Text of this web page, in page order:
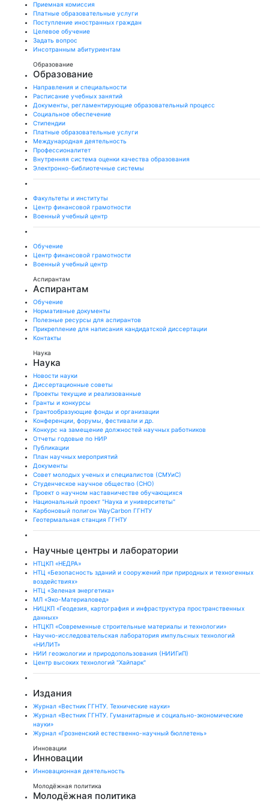
Приемная комиссия
Платные образовательные услуги
Поступление иностранных граждан
Целевое обучение
Задать вопрос
Инсотранным абитуриентам
Образование
Образование
Направления и специальности
Расписание учебных занятий
Документы, регламентирующие образовательный процесс
Социальное обеспечение
Стипендии
Платные образовательные услуги
Международная деятельность
Профессионалитет
Внутренняя система оценки качества образования
Электронно-библиотечные системы
Факультеты и институты
Центр финансовой грамотности
Военный учебный центр
Обучение
Центр финансовой грамотности
Военный учебный центр
Аспирантам
Аспирантам
Обучение
Нормативные документы
Полезные ресурсы для аспирантов
Прикрепление для написания кандидатской диссертации
Контакты
Наука
Наука
Новости науки
Диссертационные советы
Проекты текущие и реализованные
Гранты и конкурсы
Грантообразующие фонды и организации
Конференции, форумы, фестивали и др.
Конкурс на замещение должностей научных работников
Отчеты годовые по НИР
Публикации
План научныx мероприятий
Документы
Совет молодых ученых и специалистов (СМУиС)
Студенческое научное общество (СНО)
Проект о научном наставничестве обучающихся
Национальный проект "Наука и университеты"
Карбоновый полигон WayCarbon ГГНТУ
Геотермальная станция ГГНТУ
Научные центры и лаборатории
НТЦКП «НЕДРА»
НТЦ «Безопасность зданий и сооружений при природных и техногенных
воздействиях»
НТЦ «Зеленая энергетика»
МЛ «Эко-Материаловед»
НИЦКП «Геодезия, картография и инфраструктура пространственных
данных»
НТЦКП «Современные строительные материалы и технологии»
Научно-исследовательская лаборатория импульсных технологий
«НИЛИТ»
НИИ геоэкологии и природопользования (НИИГиП)
Центр высоких технологий "Хайпарк"
Издания
Журнал «Вестник ГГНТУ. Технические науки»
Журнал «Вестник ГГНТУ. Гуманитарные и социально-экономические
науки»
Журнал «Грозненский естественно-научный бюллетень»
Инновации
Инновации
Инновационная деятельность
Молодёжная политика
Молодёжная политика